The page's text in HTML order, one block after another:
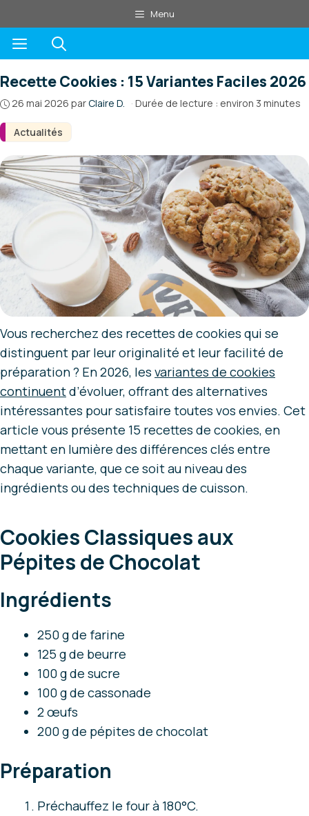
au
contenu
Menu
Menu
Actualités
Recette Cookies : 15 Variantes Faciles 2026
26 mai 2026 parClaire D. · Durée de lecture : environ 3 minutes
Vous recherchez des recettes de cookies qui se
distinguent par leur originalité et leur facilité de
préparation ? En 2026, les variantes de cookies
continuentd’évoluer, offrant des alternatives
intéressantes pour satisfaire toutes vos envies. Cet
article vous présente 15 recettes de cookies, en
mettant en lumière des différences clés entre
chaque variante, que ce soit au niveau des
ingrédients ou des techniques de cuisson.
Cookies Classiques aux
Pépites de Chocolat
Ingrédients
250 g de farine
125 g de beurre
100 g de sucre
100 g de cassonade
2 œufs
200 g de pépites de chocolat
Préparation
Préchauffez le four à 180°C.